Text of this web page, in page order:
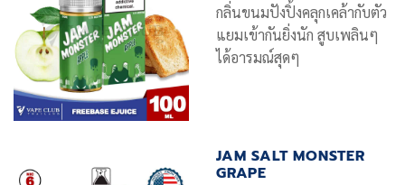
กลิ่นขนมปังปิ้งคลุกเคล้ากับตัว
แยมเข้ากันยิ่งนัก สูบเพลินๆ
ได้อารมณ์สุดๆ
JAM SALT MONSTER
GRAPE